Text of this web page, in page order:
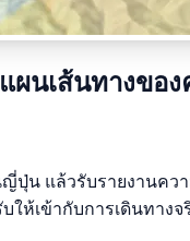
ผนเส้นทางขอ
ญี่ปุ่น แล้วรับรายงานคว
ให้เข้ากับการเดินทาง